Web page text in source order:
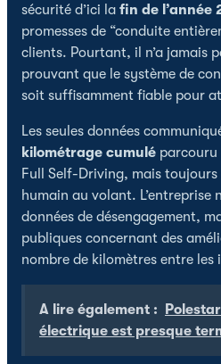
sécurité d’ici la fin de l’année
promesses de “conduite
clients. Pourtant, il n’a jamais
prouvant que le système de
soit suffisamment fiable pour
Les seules données
kilométrage cumulé
Full Self-Driving, mais
humain au volant. L’entreprise
données de désengagement,
publiques concernant des
nombre de kilomètres entre
A lire également :
électrique est presque